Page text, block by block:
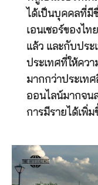
ได้เป็นบุคคลที่มี
เอนเซอร์ของไ
แล้ว และกับประ
ประเทศที่ให้คว
มากกว่าประเท
ออนไลน์มากจน
การมีรายได้เพิ่ม